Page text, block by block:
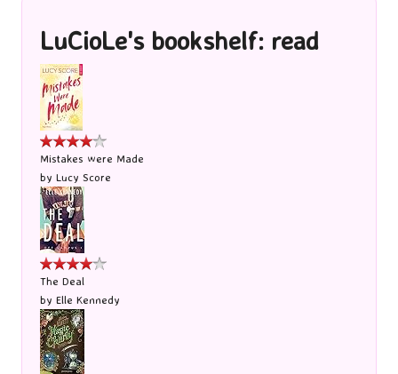
LuCioLe's bookshelf: read
Mistakes were Made
by Lucy Score
The Deal
by Elle Kennedy